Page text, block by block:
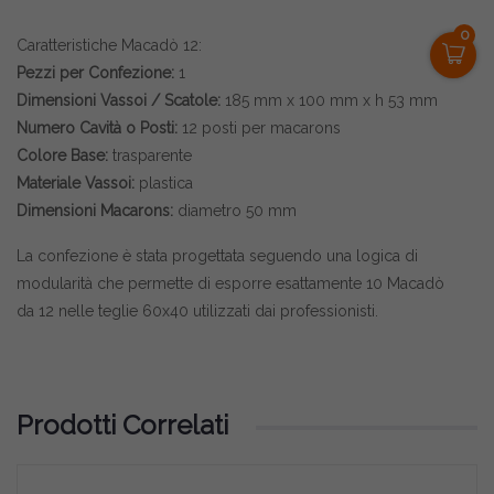
0
Caratteristiche Macadò 12:
Pezzi per Confezione: 1
Dimensioni Vassoi / Scatole: 185 mm x 100 mm x h 53 mm
Numero Cavità o Posti: 12 posti per macarons
Colore Base: trasparente
Materiale Vassoi: plastica
Dimensioni Macarons: diametro 50 mm
La confezione è stata progettata seguendo una logica di
modularità che permette di esporre esattamente 10 Macadò
da 12 nelle teglie 60x40 utilizzati dai professionisti.
Prodotti Correlati